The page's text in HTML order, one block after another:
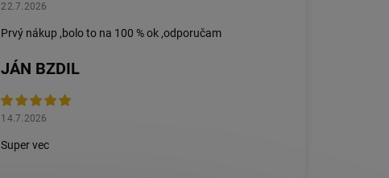
22.7.2026
Prvý nákup ,bolo to na 100 % ok ,odporučam
JÁN BZDIL
14.7.2026
Super vec